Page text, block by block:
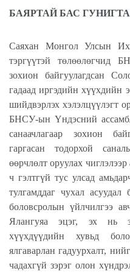
БАЯРТАЙ БАС
Саяхан Монгол Улсын Их
тэргүүтэй төлөөлөгчид
зохион байгуулагдсан
гадаад иргэдийн хүүхдийн
шийдвэрлэх хэлэлцүүлэгт
БНСУ-ын Үндэсний
санаачлагаар зохион
гаргасан тодорхой
өөрчлөлт оруулах
ч гэлтгүй тус улсад
тулгамддаг чухал
боловсролын үйлчилгээ
Ялангуяа эцэг, эх нь
хүүхдүүдийн хувьд
ялгаварлан гадуурхалт,
чадахгүй зэрэг олон